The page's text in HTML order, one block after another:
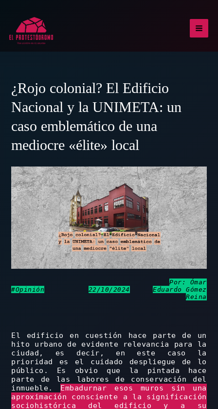
contenido
¿Rojo colonial? El Edificio
Nacional y la UNIMETA: un
caso emblemático de una
mediocre «élite» local
#Opinión 22/10/2024
Por:
Ómar
Eduardo Gómez
Reina
El edificio en cuestión hace parte de un
hito urbano de evidente relevancia para la
ciudad, es decir, en este caso la
prioridad es el cuidado despliegue de lo
público. Es obvio que la pintada hace
parte de las labores de conservación del
inmueble. Embadurnar esos muros sin una
aproximación consciente a la significación
sociohistórica del edificio y a su